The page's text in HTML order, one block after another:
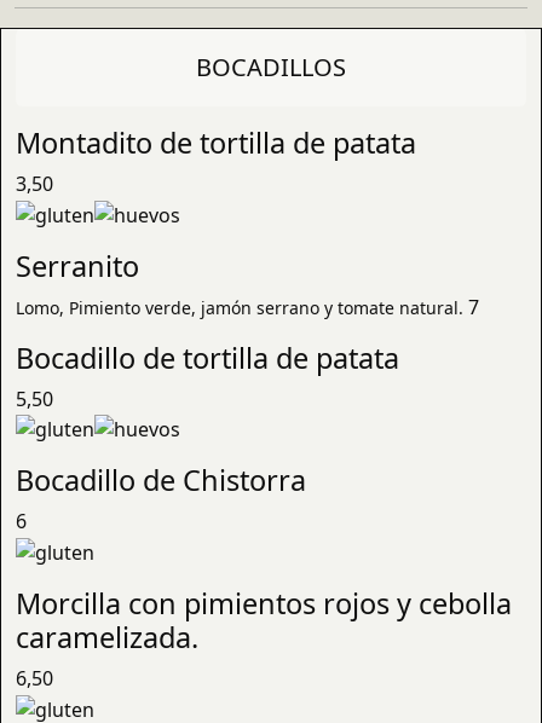
BOCADILLOS
Montadito de tortilla de patata
3,50
Serranito
Lomo, Pimiento verde, jamón serrano y tomate natural. 7
Bocadillo de tortilla de patata
5,50
Bocadillo de Chistorra
6
Morcilla con pimientos rojos y cebolla
caramelizada.
6,50